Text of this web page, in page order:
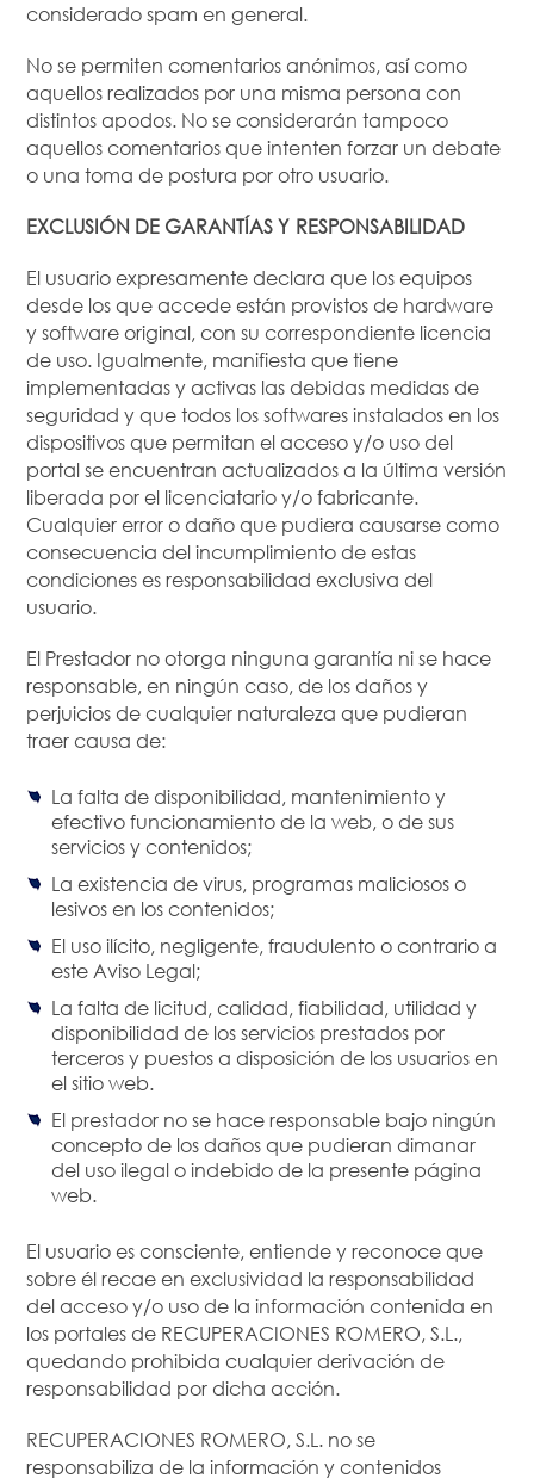
considerado spam en general.
No se permiten comentarios anónimos, así como
aquellos realizados por una misma persona con
distintos apodos. No se considerarán tampoco
aquellos comentarios que intenten forzar un debate
o una toma de postura por otro usuario.
EXCLUSIÓN DE GARANTÍAS Y RESPONSABILIDAD
El usuario expresamente declara que los equipos
desde los que accede están provistos de hardware
y software original, con su correspondiente licencia
de uso. Igualmente, manifiesta que tiene
implementadas y activas las debidas medidas de
seguridad y que todos los softwares instalados en los
dispositivos que permitan el acceso y/o uso del
portal se encuentran actualizados a la última versión
liberada por el licenciatario y/o fabricante.
Cualquier error o daño que pudiera causarse como
consecuencia del incumplimiento de estas
condiciones es responsabilidad exclusiva del
usuario.
El Prestador no otorga ninguna garantía ni se hace
responsable, en ningún caso, de los daños y
perjuicios de cualquier naturaleza que pudieran
traer causa de:
La falta de disponibilidad, mantenimiento y
efectivo funcionamiento de la web, o de sus
servicios y contenidos;
La existencia de virus, programas maliciosos o
lesivos en los contenidos;
El uso ilícito, negligente, fraudulento o contrario a
este Aviso Legal;
La falta de licitud, calidad, fiabilidad, utilidad y
disponibilidad de los servicios prestados por
terceros y puestos a disposición de los usuarios en
el sitio web.
El prestador no se hace responsable bajo ningún
concepto de los daños que pudieran dimanar
del uso ilegal o indebido de la presente página
web.
El usuario es consciente, entiende y reconoce que
sobre él recae en exclusividad la responsabilidad
del acceso y/o uso de la información contenida en
los portales de RECUPERACIONES ROMERO, S.L.,
quedando prohibida cualquier derivación de
responsabilidad por dicha acción.
RECUPERACIONES ROMERO, S.L. no se
responsabiliza de la información y contenidos